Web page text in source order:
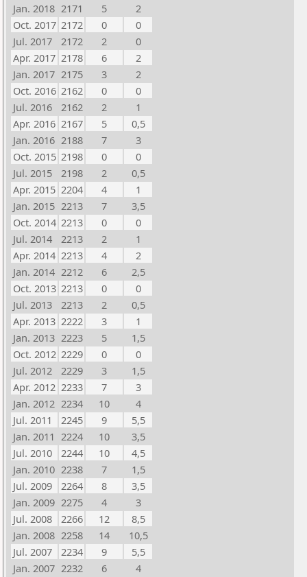
Jan. 2018 2171 5
2
Oct. 2017 2172 0
0
Jul. 2017
2172 2
0
Apr. 2017 2178 6
2
Jan. 2017 2175 3
2
Oct. 2016 2162 0
0
Jul. 2016
2162 2
1
Apr. 2016 2167 5
0,5
Jan. 2016 2188 7
3
Oct. 2015 2198 0
0
Jul. 2015
2198 2
0,5
Apr. 2015 2204 4
1
Jan. 2015 2213 7
3,5
Oct. 2014 2213 0
0
Jul. 2014
2213 2
1
Apr. 2014 2213 4
2
Jan. 2014 2212 6
2,5
Oct. 2013 2213 0
0
Jul. 2013
2213 2
0,5
Apr. 2013 2222 3
1
Jan. 2013 2223 5
1,5
Oct. 2012 2229 0
0
Jul. 2012
2229 3
1,5
Apr. 2012 2233 7
3
Jan. 2012 2234 10
4
Jul. 2011
2245 9
5,5
Jan. 2011 2224 10
3,5
Jul. 2010
2244 10
4,5
Jan. 2010 2238 7
1,5
Jul. 2009
2264 8
3,5
Jan. 2009 2275 4
3
Jul. 2008
2266 12
8,5
Jan. 2008 2258 14
10,5
Jul. 2007
2234 9
5,5
Jan. 2007 2232 6
4